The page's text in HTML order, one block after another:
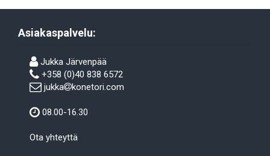
Asiakaspalvelu:
Jukka Järvenpää
+358 (0)40 838 6572
jukka
konetori.com
08.00-16.30
Ota yhteyttä